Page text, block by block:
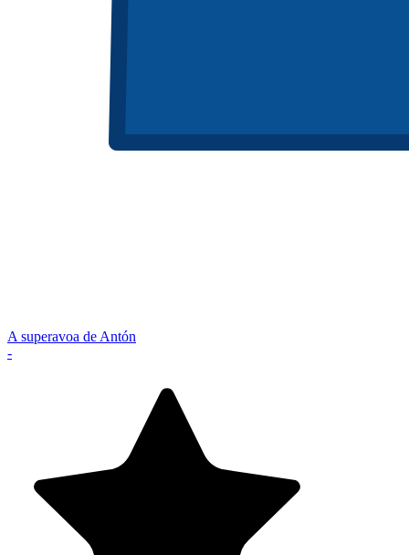
A superavoa de Antón
-